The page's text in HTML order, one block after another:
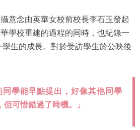
意念由英華女校前校長李石玉發起
學校重建的過程的同時，也紀錄一
生的成長。對於受訪學生於公映後
同學能早點提出，好像其他同學
可惜錯過了時機。」